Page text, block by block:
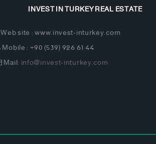
INVEST IN TURKEY REAL ESTATE
Web site : www.invest-inturkey.com
Mobile : +90 (539) 926 61 44
Mail:info@invest-inturkey.com